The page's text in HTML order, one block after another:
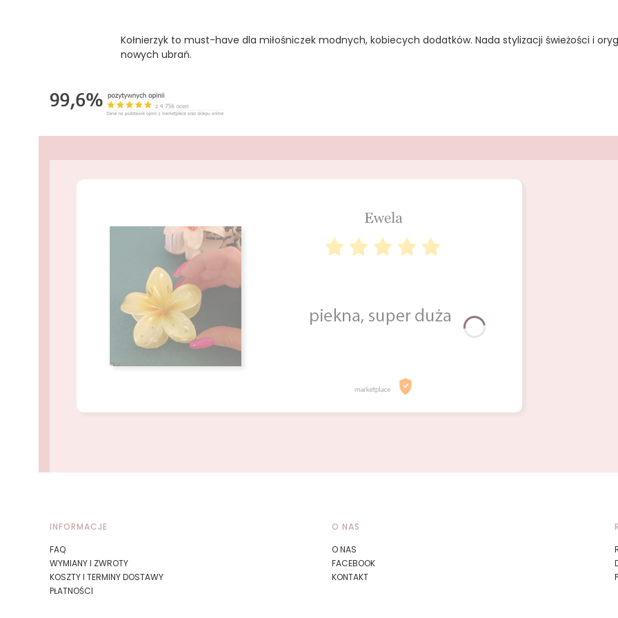
Kołnierzyk to must-have dla miłośniczek modnych, kobiecych dodatków. Nada stylizacji świeżości i
nowych ubrań.
Linki w stopce
INFORMACJE
FAQ
WYMIANY I ZWROTY
KOSZTY I TERMINY DOSTAWY
PŁATNOŚCI
O NAS
O NAS
FACEBOOK
KONTAKT